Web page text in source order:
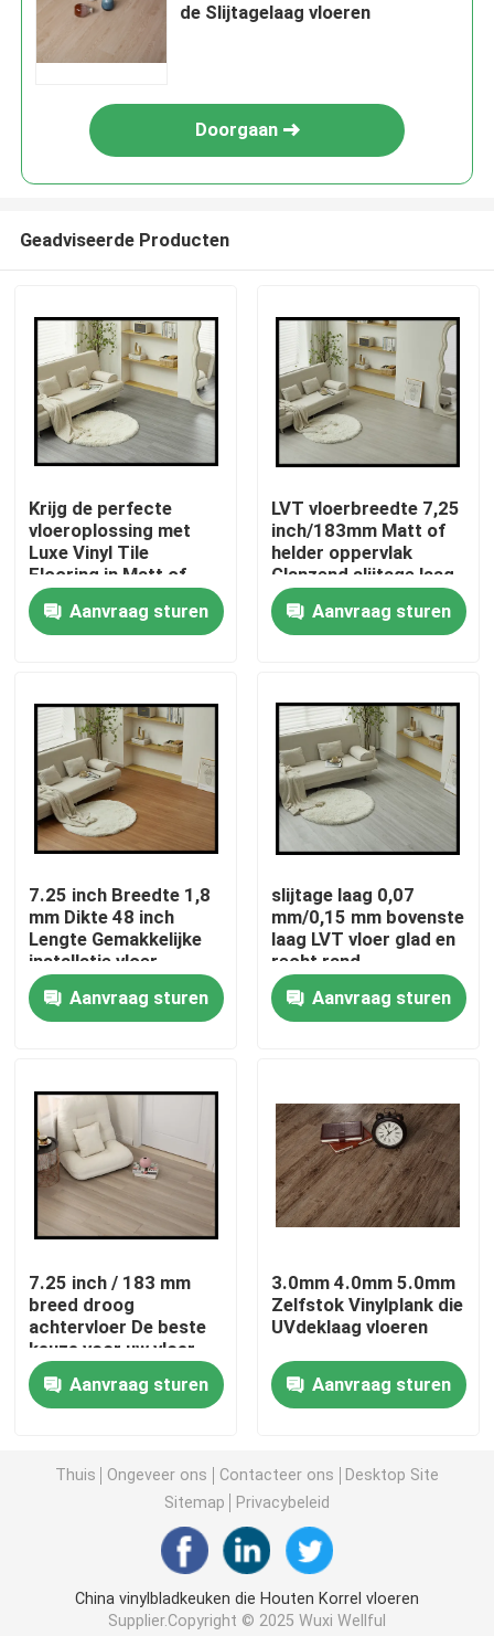
Home
Products
About Us
Factory Tour
Quality Control
Contact Us
Request A Quote
De decoratieve film van pvc
Pvc lamineerde Film
Zelfklevende pvc-Film
pvc-meubilairfilm
LVT-Bevloering
pvc-plankbevloering
Schil en Stok Vinylbevloering
Houten Vinylbevloering
de Slijtagelaag vloeren
Doorgaan
Geadviseerde Producten
Krijg de perfecte
vloeroplossing met
Luxe Vinyl Tile
Flooring in Matt of
Bright Surface Gloss
en 7.25inch/183mm
Breedte
Aanvraag sturen
LVT vloerbreedte 7,25
inch/183mm Matt of
helder oppervlak
Glanzend slijtage laag
Bovenlaag
Aanvraag sturen
7.25 inch Breedte 1,8
mm Dikte 48 inch
Lengte Gemakkelijke
installatie vloer
Aanvraag sturen
slijtage laag 0,07
mm/0,15 mm bovenste
laag LVT vloer glad en
recht rand
Aanvraag sturen
7.25 inch / 183 mm
breed droog
achtervloer De beste
keuze voor uw vloer
behoeften
Aanvraag sturen
3.0mm 4.0mm 5.0mm
Zelfstok Vinylplank die
UVdeklaag vloeren
Aanvraag sturen
Thuis Ongeveer ons Contacteer ons
Desktop Site
Sitemap
Privacybeleid
China vinylbladkeuken die Houten Korrel vloeren
Supplier.Copyright © 2025 Wuxi Wellful